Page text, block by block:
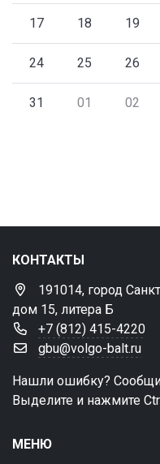
17 18 19
24 25 26
31 01 02
КОНТАКТЫ
191014, город
дом 15, литера Б
+7 (812) 415-4220
gbu@volgo-balt.ru
Нашли ошибку?
Выделите и нажмите
МЕНЮ